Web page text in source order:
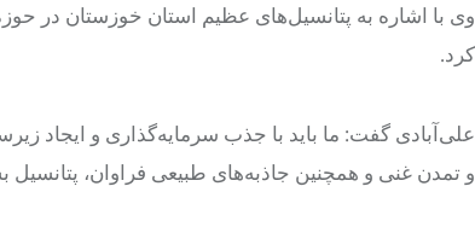
وی با اشاره به پتانسیل‌های عظیم استان خوزستان در
کرد.
علی‌آبادی گفت: ما باید با جذب سرمایه‌گذاری و ایجاد
و تمدن غنی و همچنین جاذبه‌های طبیعی فراوان، پتانسیل